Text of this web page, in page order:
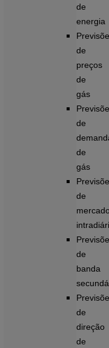
de
energia
de
preços
de
gás
de
de
gás
de
de
banda
de
direção
de